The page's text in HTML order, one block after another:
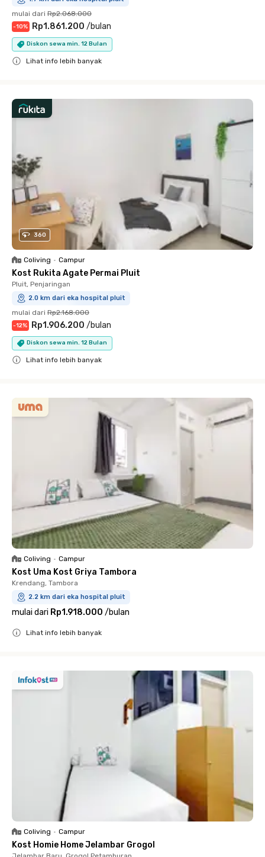
mulai dari Rp2.068.000
-10% Rp1.861.200 /bulan
Diskon sewa min. 12 Bulan
Lihat info lebih banyak
360
Coliving • Campur
Kost Rukita Agate Permai Pluit
Pluit, Penjaringan
2.0 km dari eka hospital pluit
mulai dari Rp2.168.000
-12% Rp1.906.200 /bulan
Diskon sewa min. 12 Bulan
Lihat info lebih banyak
Coliving • Campur
Kost Uma Kost Griya Tambora
Krendang, Tambora
2.2 km dari eka hospital pluit
mulai dari Rp1.918.000 /bulan
Lihat info lebih banyak
Coliving • Campur
Kost Homie Home Jelambar Grogol